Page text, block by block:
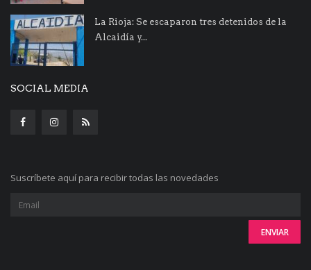
La Rioja: Se escaparon tres detenidos de la
Alcaidía y...
SOCIAL MEDIA
Suscríbete aquí para recibir todas las novedades